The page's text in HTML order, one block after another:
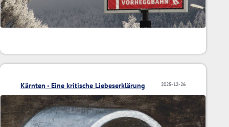
2025-12-26
Kärnten - Eine kritische Liebeserklärung